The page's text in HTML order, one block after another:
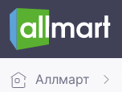
Аллмарт